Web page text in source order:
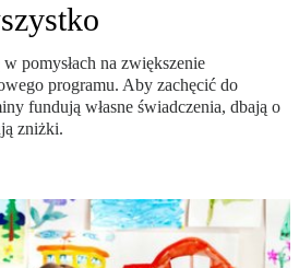
pomysłach na zwiększenie
programu. Aby zachęcić do
fundują własne świadczenia, dbają o
zniżki.